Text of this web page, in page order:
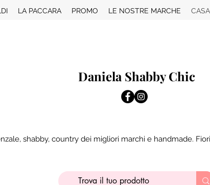
LA PACCARA PROMO LE NOSTRE MARCHE CASA
Daniela Shabby Chic
shabby, country dei migliori marchi e handmade.